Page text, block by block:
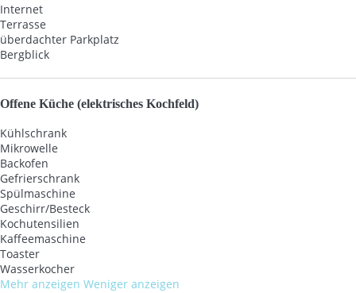
Internet
Terrasse
überdachter Parkplatz
Bergblick
Offene Küche (elektrisches Kochfeld)
Kühlschrank
Mikrowelle
Backofen
Gefrierschrank
Spülmaschine
Geschirr/Besteck
Kochutensilien
Kaffeemaschine
Toaster
Wasserkocher
Mehr anzeigen Weniger anzeigen